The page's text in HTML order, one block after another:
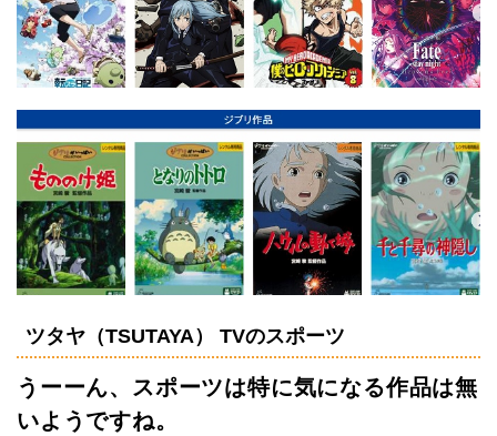
ツタヤ（TSUTAYA） TVのスポーツ
うーーん、スポーツは特に気になる作品は無
いようですね。